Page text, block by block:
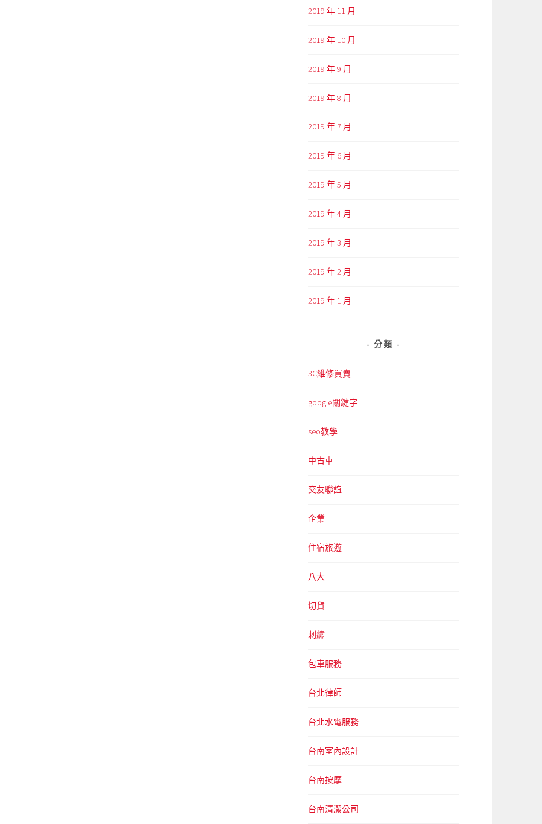
2019 年 11 月
2019 年 10 月
2019 年 9 月
2019 年 8 月
2019 年 7 月
2019 年 6 月
2019 年 5 月
2019 年 4 月
2019 年 3 月
2019 年 2 月
2019 年 1 月
分類
3C維修買賣
google關鍵字
seo教學
中古車
交友聯誼
企業
住宿旅遊
八大
切貨
刺繡
包車服務
台北律師
台北水電服務
台南室內設計
台南按摩
台南清潔公司